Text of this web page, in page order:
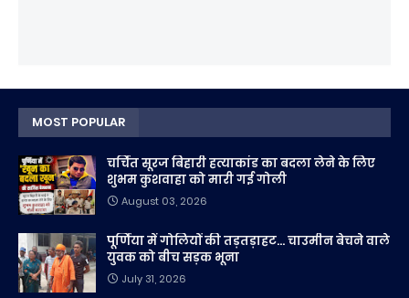
MOST POPULAR
चर्चित सूरज बिहारी हत्याकांड का बदला लेने के लिए
शुभम कुशवाहा को मारी गई गोली
August 03, 2026
पूर्णिया में गोलियों की तड़तड़ाहट... चाउमीन बेचने वाले
युवक को बीच सड़क भूना
July 31, 2026